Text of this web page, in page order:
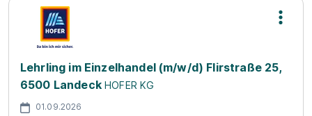
Lehrling im Einzelhandel (m/w/d) Flirstraße 25,
6500 Landeck HOFER KG
01.09.2026